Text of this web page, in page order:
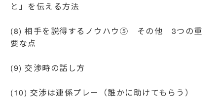
と」を伝える方法
(8) 相手を説得するノウハウ⑤ その他 3つの重
要な点
(9) 交渉時の話し方
(10) 交渉は連係プレー（誰かに助けてもらう）